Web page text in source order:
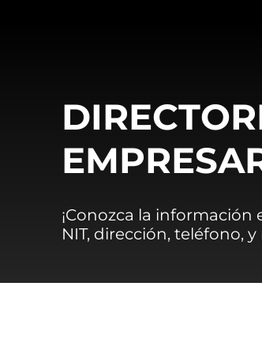
¡Conozca la
NIT, dirección, teléfono,